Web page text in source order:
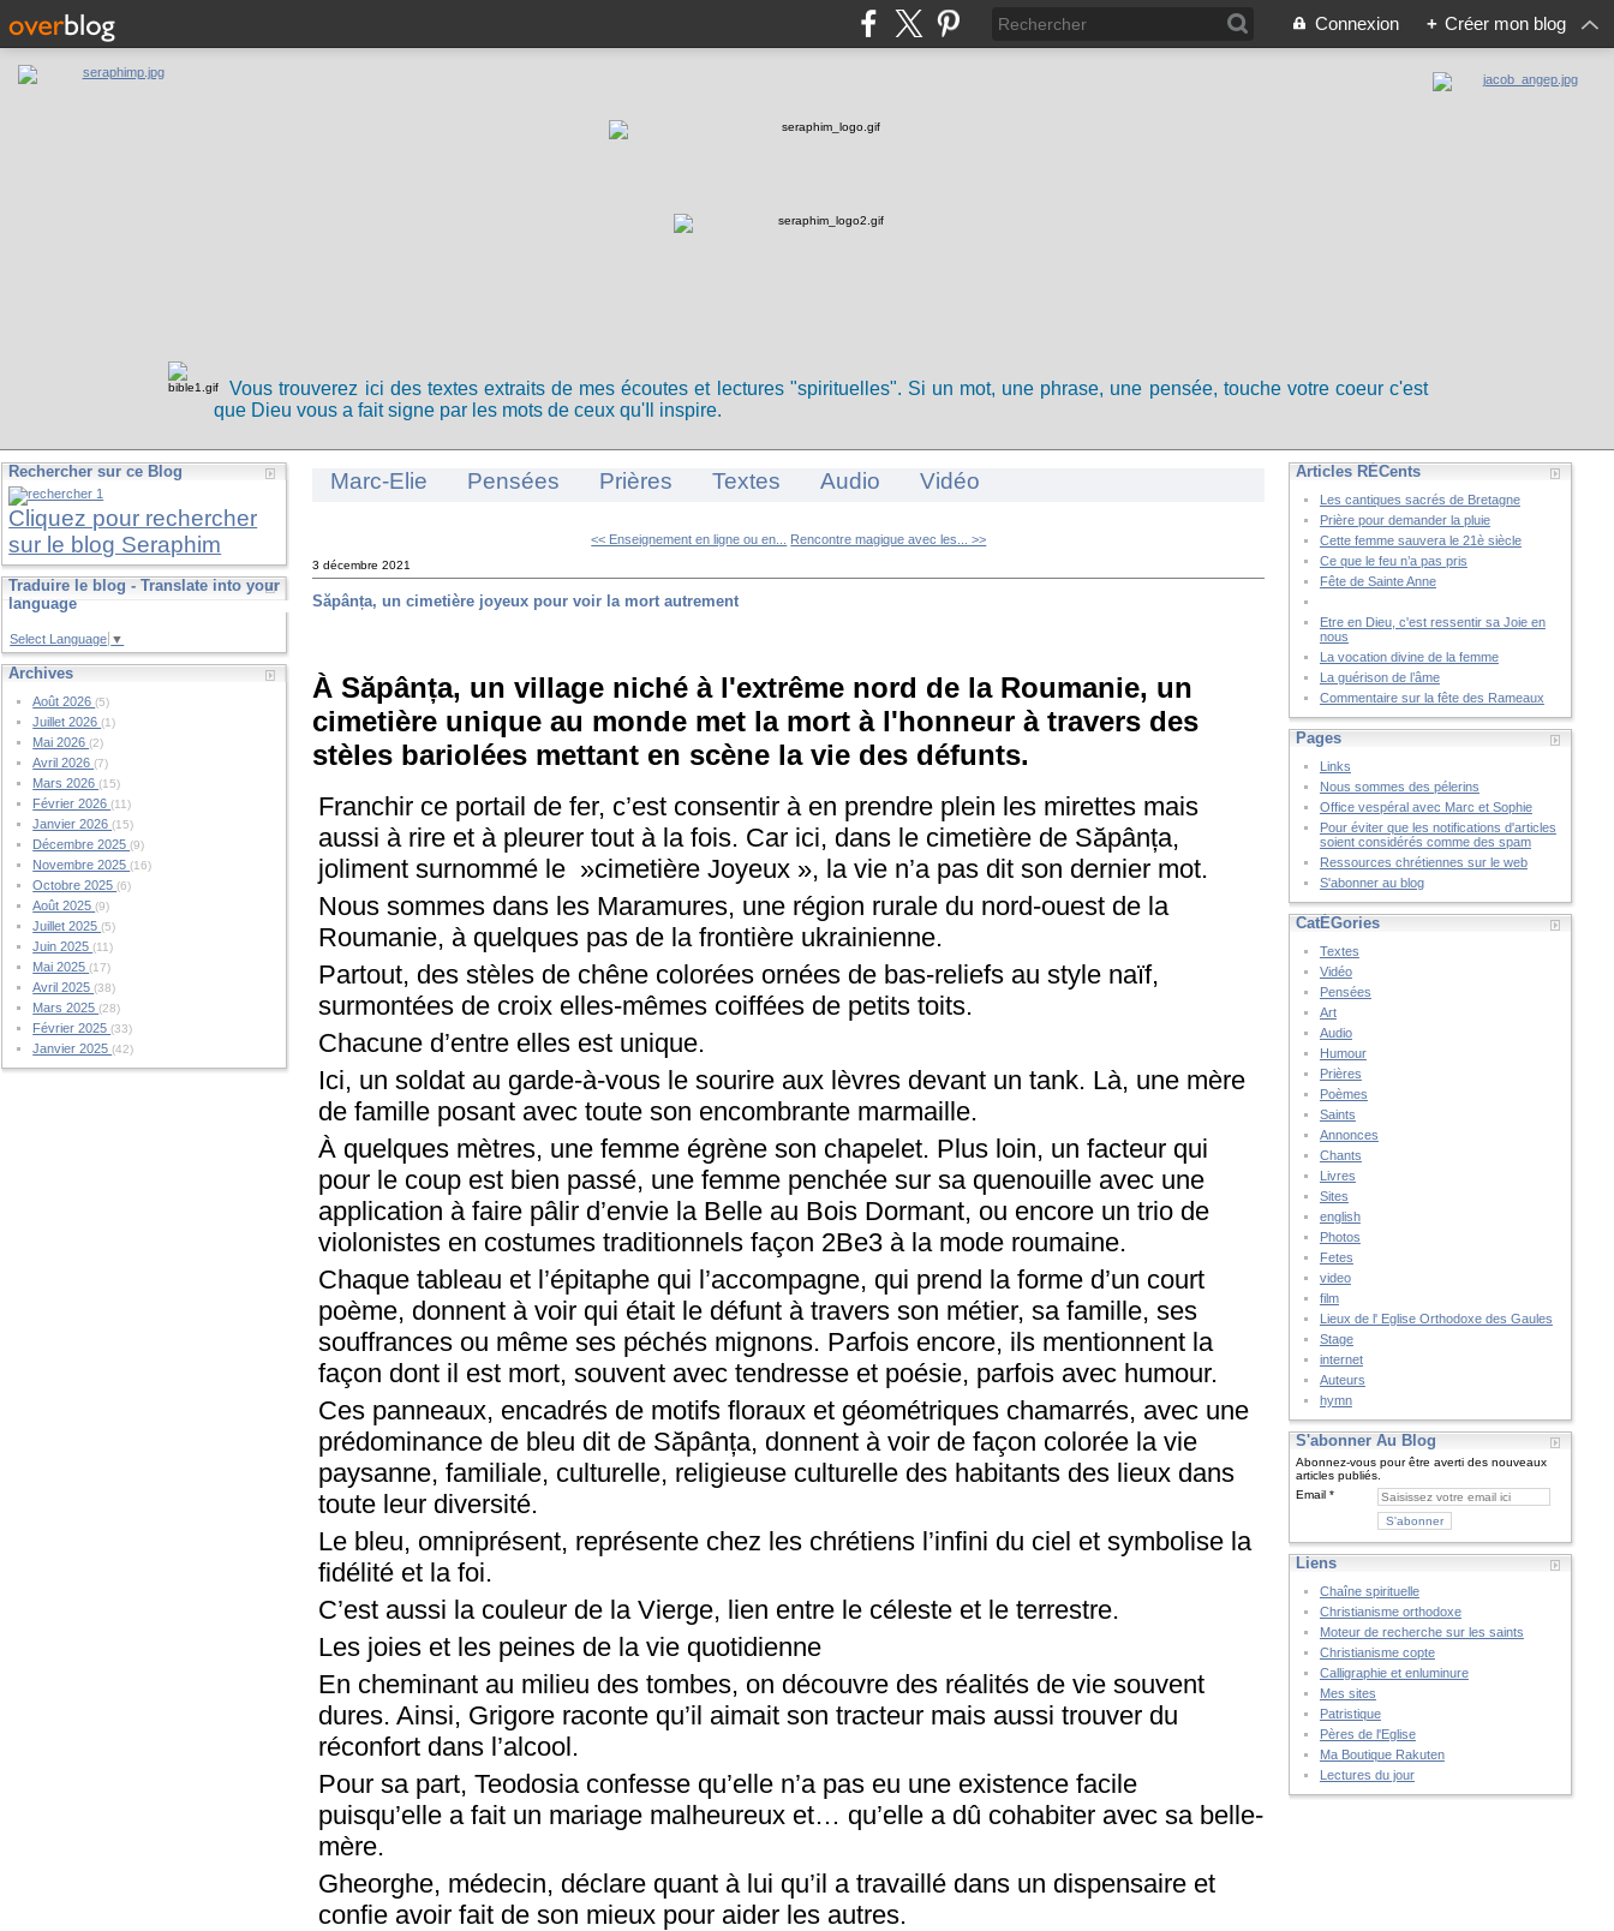
Connexion + Créer mon blog
Vous trouverez ici des textes extraits de mes écoutes et lectures "spirituelles". Si un mot, une phrase, une pensée, touche votre coeur c'est
que Dieu vous a fait signe par les mots de ceux qu'Il inspire.
Rechercher sur ce Blog
Cliquez pour rechercher
sur le blog Seraphim
Traduire le blog - Translate into your
language
Select Language ▼
Archives
Août 2026(5)
Juillet 2026(1)
Mai 2026(2)
Avril 2026(7)
Mars 2026(15)
Février 2026(11)
Janvier 2026(15)
Décembre 2025(9)
Novembre 2025(16)
Octobre 2025(6)
Août 2025(9)
Juillet 2025(5)
Juin 2025(11)
Mai 2025(17)
Avril 2025(38)
Mars 2025(28)
Février 2025(33)
Janvier 2025(42)
Marc-Elie Pensées Prières Textes Audio Vidéo
<< Enseignement en ligne ou en... Rencontre magique avec les... >>
3 décembre 2021
Săpânța, un cimetière joyeux pour voir la mort autrement
À Săpânța, un village niché à l'extrême nord de la Roumanie, un
cimetière unique au monde met la mort à l'honneur à travers des
stèles bariolées mettant en scène la vie des défunts.
Franchir ce portail de fer, c’est consentir à en prendre plein les mirettes mais
aussi à rire et à pleurer tout à la fois. Car ici, dans le cimetière de Săpânța,
joliment surnommé le »cimetière Joyeux », la vie n’a pas dit son dernier mot.
Nous sommes dans les Maramures, une région rurale du nord-ouest de la
Roumanie, à quelques pas de la frontière ukrainienne.
Partout, des stèles de chêne colorées ornées de bas-reliefs au style naïf,
surmontées de croix elles-mêmes coiffées de petits toits.
Chacune d’entre elles est unique.
Ici, un soldat au garde-à-vous le sourire aux lèvres devant un tank. Là, une mère
de famille posant avec toute son encombrante marmaille.
À quelques mètres, une femme égrène son chapelet. Plus loin, un facteur qui
pour le coup est bien passé, une femme penchée sur sa quenouille avec une
application à faire pâlir d’envie la Belle au Bois Dormant, ou encore un trio de
violonistes en costumes traditionnels façon 2Be3 à la mode roumaine.
Chaque tableau et l’épitaphe qui l’accompagne, qui prend la forme d’un court
poème, donnent à voir qui était le défunt à travers son métier, sa famille, ses
souffrances ou même ses péchés mignons. Parfois encore, ils mentionnent la
façon dont il est mort, souvent avec tendresse et poésie, parfois avec humour.
Ces panneaux, encadrés de motifs floraux et géométriques chamarrés, avec une
prédominance de bleu dit de Săpânța, donnent à voir de façon colorée la vie
paysanne, familiale, culturelle, religieuse culturelle des habitants des lieux dans
toute leur diversité.
Le bleu, omniprésent, représente chez les chrétiens l’infini du ciel et symbolise la
fidélité et la foi.
C’est aussi la couleur de la Vierge, lien entre le céleste et le terrestre.
Les joies et les peines de la vie quotidienne
En cheminant au milieu des tombes, on découvre des réalités de vie souvent
dures. Ainsi, Grigore raconte qu’il aimait son tracteur mais aussi trouver du
réconfort dans l’alcool.
Pour sa part, Teodosia confesse qu’elle n’a pas eu une existence facile
puisqu’elle a fait un mariage malheureux et… qu’elle a dû cohabiter avec sa belle-
mère.
Gheorghe, médecin, déclare quant à lui qu’il a travaillé dans un dispensaire et
confie avoir fait de son mieux pour aider les autres.
Articles RÉCents
Les cantiques sacrés de Bretagne
Prière pour demander la pluie
Cette femme sauvera le 21è siècle
Ce que le feu n’a pas pris
Fête de Sainte Anne
Etre en Dieu, c'est ressentir sa Joie en
nous
La vocation divine de la femme
La guérison de l’âme
Commentaire sur la fête des Rameaux
Pages
Links
Nous sommes des pélerins
Office vespéral avec Marc et Sophie
Pour éviter que les notifications d'articles
soient considérés comme des spam
Ressources chrétiennes sur le web
S'abonner au blog
CatÉGories
Textes
Vidéo
Pensées
Art
Audio
Humour
Prières
Poèmes
Saints
Annonces
Chants
Livres
Sites
english
Photos
Fetes
video
film
Lieux de l' Eglise Orthodoxe des Gaules
Stage
internet
Auteurs
hymn
S'abonner Au Blog
Abonnez-vous pour être averti des nouveaux
articles publiés.
Email
Liens
Chaîne spirituelle
Christianisme orthodoxe
Moteur de recherche sur les saints
Christianisme copte
Calligraphie et enluminure
Mes sites
Patristique
Pères de l'Eglise
Ma Boutique Rakuten
Lectures du jour